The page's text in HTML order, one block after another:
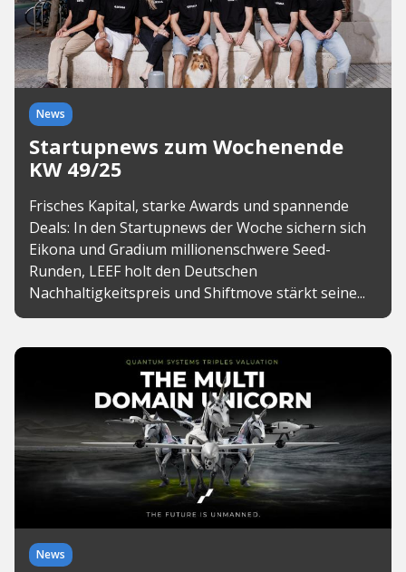
News
Startupnews zum Wochenende
KW 49/25
Frisches Kapital, starke Awards und spannende
Deals: In den Startupnews der Woche sichern sich
Eikona und Gradium millionenschwere Seed-
Runden, LEEF holt den Deutschen
Nachhaltigkeitspreis und Shiftmove stärkt seine...
News